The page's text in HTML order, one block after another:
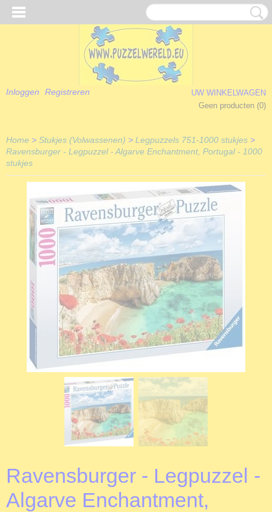
Inloggen Registreren
UW WINKELWAGEN
Geen producten (0)
Home > Stukjes (Volwassenen) > Legpuzzels 751-1000 stukjes >
Ravensburger - Legpuzzel - Algarve Enchantment, Portugal - 1000
stukjes
Ravensburger - Legpuzzel -
Algarve Enchantment,